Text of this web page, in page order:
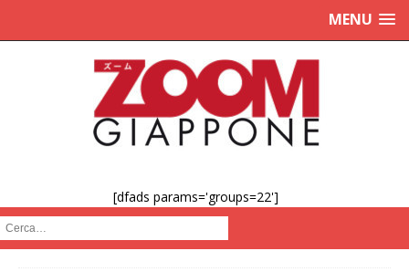
MENU
[dfads params='groups=22']
Cerca :